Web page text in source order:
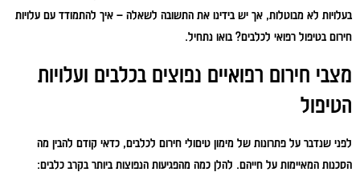
בעלויות לא מבוטלות, אך יש בידינו את התשובה לשאלה – איך להתמודד עם עלויות
חירום בטיפול רפואי לכלבים? בואו נתחיל.
מצבי חירום רפואיים נפוצים בכלבים ועלויות
הטיפול
לפני שנדבר על פתרונות של מימון טיםולי חירום לכלבים, כדאי קודם להבין מה
הסכנות המאיימות על חייהם. להלן כמה מהפגיעות הנפוצות ביותר בקרב כלבים: